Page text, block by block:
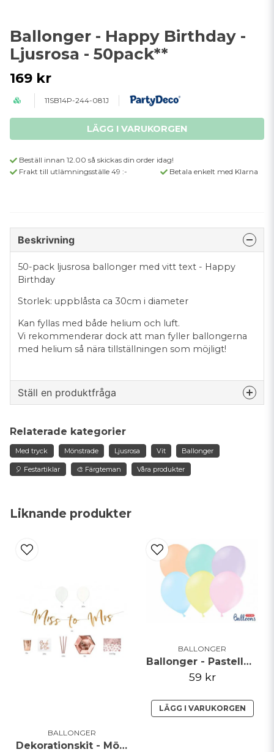
Ballonger - Happy Birthday -
Ljusrosa - 50pack**
169 kr
11SB14P-244-081J
LÄGG I VARUKORGEN
Beställ innan 12.00 så skickas din order idag!
Frakt till utlämningsställe 49 :-
Betala enkelt med Klarna
Liknande produkter
BALLONGER
Dekorationskit - Möhippa rosé
BALLONGER
Ballonger - Pastellmix - 27cm - 50pack
59 kr
LÄGG I VARUKORGEN
Beskrivning
50-pack ljusrosa ballonger med vitt text - Happy
Birthday
Storlek: uppblåsta ca 30cm i diameter
Kan fyllas med både helium och luft.
Vi rekommenderar dock att man fyller ballongerna
med helium så nära tillställningen som möjligt!
Ställ en produktfråga
Fråga oss något om denna produkten...
Ja, ni får publicera min fråga
Skicka fråga
Relaterade kategorier
Med tryck Mönstrade Ljusrosa Vit Ballonger
🎈 Festartiklar 🎨 Färgteman Våra produkter